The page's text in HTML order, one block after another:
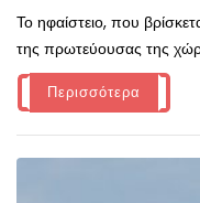
Το ηφαίστειο, που
της πρωτεύουσας της
Περισσότερα